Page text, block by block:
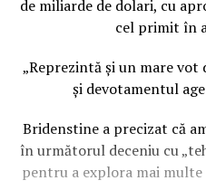
de miliarde de dolari, cu
cel primit în
„Reprezintă şi un mare
şi devotamentul
Bridenstine a precizat că
în următorul deceniu cu
pentru a explora mai multe